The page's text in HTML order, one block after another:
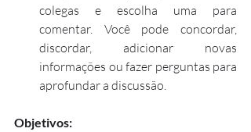
colegas e escolha uma para
comentar. Você pode concordar,
discordar, adicionar novas
informações ou fazer perguntas para
aprofundar a discussão.
Objetivos: